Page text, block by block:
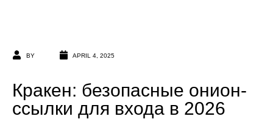
BY APRIL 4, 2025
Кракен: безопасные онион-
ссылки для входа в 2026